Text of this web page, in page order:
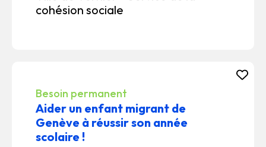
cohésion sociale
Besoin permanent
Aider un enfant migrant de
Genève à réussir son année
scolaire !